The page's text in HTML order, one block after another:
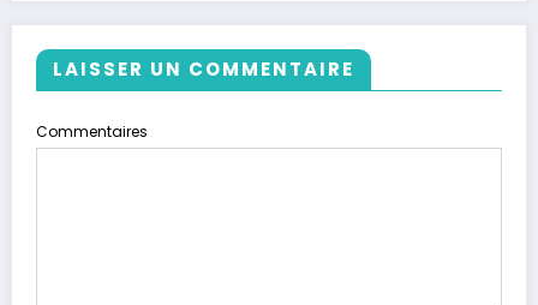
LAISSER UN COMMENTAIRE
Commentaires